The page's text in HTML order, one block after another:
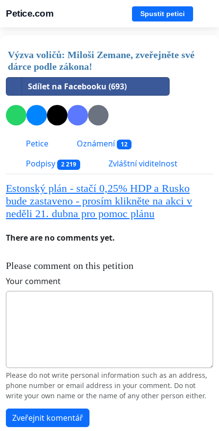
Petice.com Spustit petici
Výzva voličů: Miloši Zemane, zveřejněte své
dárce podle zákona!
Sdílet na Facebooku (693)
Petice Oznámení 12
Podpisy 2 219 Zvláštní viditelnost
Estonský plán - stačí 0,25% HDP a Rusko
bude zastaveno - prosím klikněte na akci v
neděli 21. dubna pro pomoc plánu
There are no comments yet.
Please comment on this petition
Your comment
Please do not write personal information such as an address,
phone number or email address in your comment. Do not
write your own name or the name of any other person either.
Zveřejnit komentář